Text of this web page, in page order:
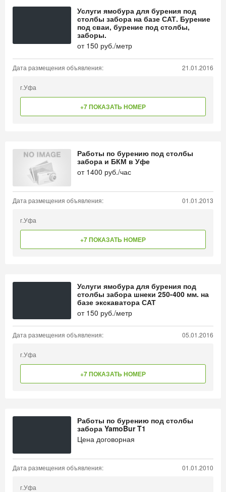
Услуги ямобура для бурения под
столбы забора на базе САТ. Бурение
под сваи, бурение под столбы,
заборы.
от 150 руб./метр
Дата размещения объявления: 21.01.2016
г.Уфа
+7 ПОКАЗАТЬ НОМЕР
Работы по бурению под столбы
забора и БКМ в Уфе
от 1400 руб./час
Дата размещения объявления: 01.01.2013
г.Уфа
+7 ПОКАЗАТЬ НОМЕР
Услуги ямобура для бурения под
столбы забора шнеки 250-400 мм. на
базе экскаватора САТ
от 150 руб./метр
Дата размещения объявления: 05.01.2016
г.Уфа
+7 ПОКАЗАТЬ НОМЕР
Работы по бурению под столбы
забора YamoBur T1
Цена договорная
Дата размещения объявления: 01.01.2010
г.Уфа